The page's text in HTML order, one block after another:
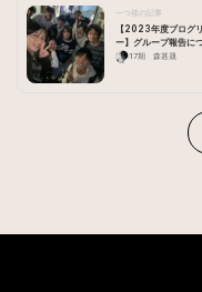
一つ後の記事
【2023年度ブログ
ー】グループ報告に
17期 森甚晟